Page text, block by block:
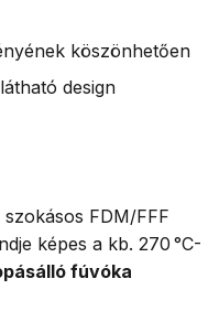
köszönhetően
design
FDM/FFF
képes a kb. 270 °C-
fúvóka